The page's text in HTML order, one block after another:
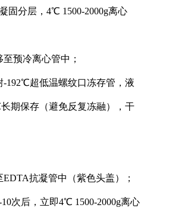
固分层，4℃ 1500-2000g离心
预冷离心管中；
192℃超低温螺纹口冻存管，液
期保存（避免反复冻融），干
抗凝管中（紫色头盖）；
次后，立即4℃ 1500-2000g离心